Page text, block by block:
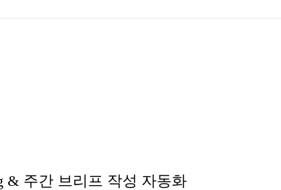
& 주간 브리프 작성 자동화